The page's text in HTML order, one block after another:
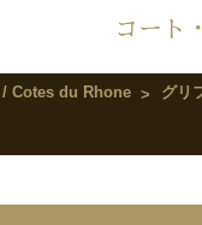
コート
/ Cotes du Rhone
グリ